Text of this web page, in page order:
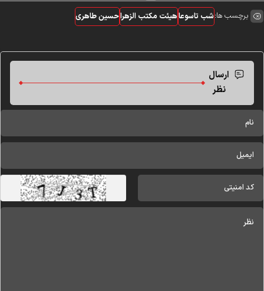
برچسب ها:شب تاسوعاهیئت مکتب الزهراحسین طاهری
ارسال
نظر